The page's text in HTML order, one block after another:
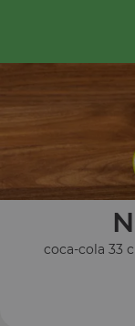
coca-cola 33